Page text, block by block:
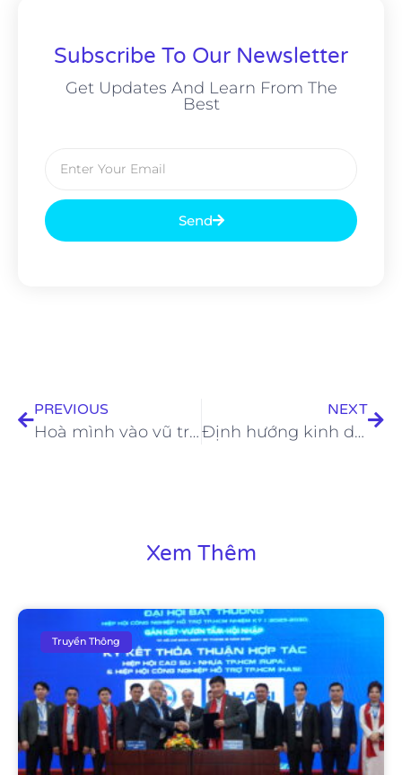
Subscribe To Our Newsletter
Get Updates And Learn From The
Best
Send
PREVIOUS
Hoà mình vào vũ trụ làm đẹp siêu thực với triển lãm mỹ phẩm độc đáo mang tên Beauty Inside You 2023
NEXT
Định hướng kinh doanh Hecatech – Bạn đồng hành cùng cuộc sống phụ nữ Việt
Xem Thêm
Truyền Thông